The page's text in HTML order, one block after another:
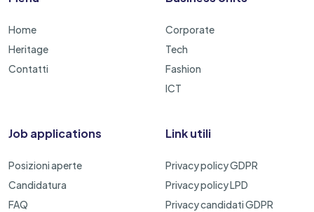
Home
Heritage
Contatti
Corporate
Tech
Fashion
ICT
Job applications
Posizioni aperte
Candidatura
FAQ
Link utili
Privacy policy GDPR
Privacy policy LPD
Privacy candidati GDPR